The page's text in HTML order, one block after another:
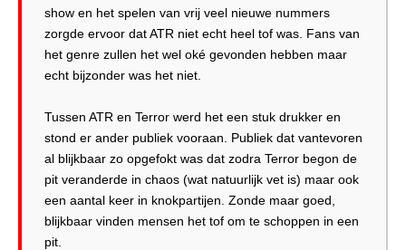
show en het spelen van vrij veel nieuwe nummers
zorgde ervoor dat ATR niet echt heel tof was. Fans van
het genre zullen het wel oké gevonden hebben maar
echt bijzonder was het niet.
Tussen ATR en Terror werd het een stuk drukker en
stond er ander publiek vooraan. Publiek dat vantevoren
al blijkbaar zo opgefokt was dat zodra Terror begon de
pit veranderde in chaos (wat natuurlijk vet is) maar ook
een aantal keer in knokpartijen. Zonde maar goed,
blijkbaar vinden mensen het tof om te schoppen in een
pit.